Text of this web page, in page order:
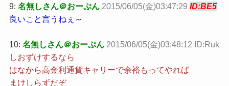
9: 名無しさん＠おーぷん 2015/06/05(金)03:47:29 ID:BE5
良いこと言うねぇ～
10: 名無しさん＠おーぷん 2015/06/05(金)03:48:12 ID:Ruk
しおずけするなら
はなから高金利通貨キャリーで余裕もってやれば
まけしらずだぞ